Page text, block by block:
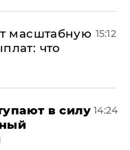
масштабную
что
15:12
в силу 14:24